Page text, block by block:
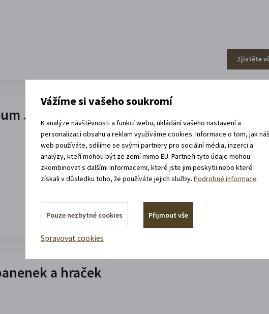
Zjistěte
Josefa Váchala
a hraček
Vážíme si vašeho soukromí
K analýze návštěvnosti a funkcí webu, ukládání vašeho nastavení a
personalizaci obsahu a reklam využíváme cookies. Informace o tom, jak
web používáte, sdílíme se svými partnery pro sociální média, inzerci a
analýzy, kteří mohou být ze zemí mimo EU. Partneři tyto údaje mohou
zkombinovat s dalšími informacemi, které jste jim poskytli nebo které
získali v důsledku toho, že používáte jejich služby.Podrobné informace
Pouze nezbytné cookies Přijmout vše
Spravovat cookies